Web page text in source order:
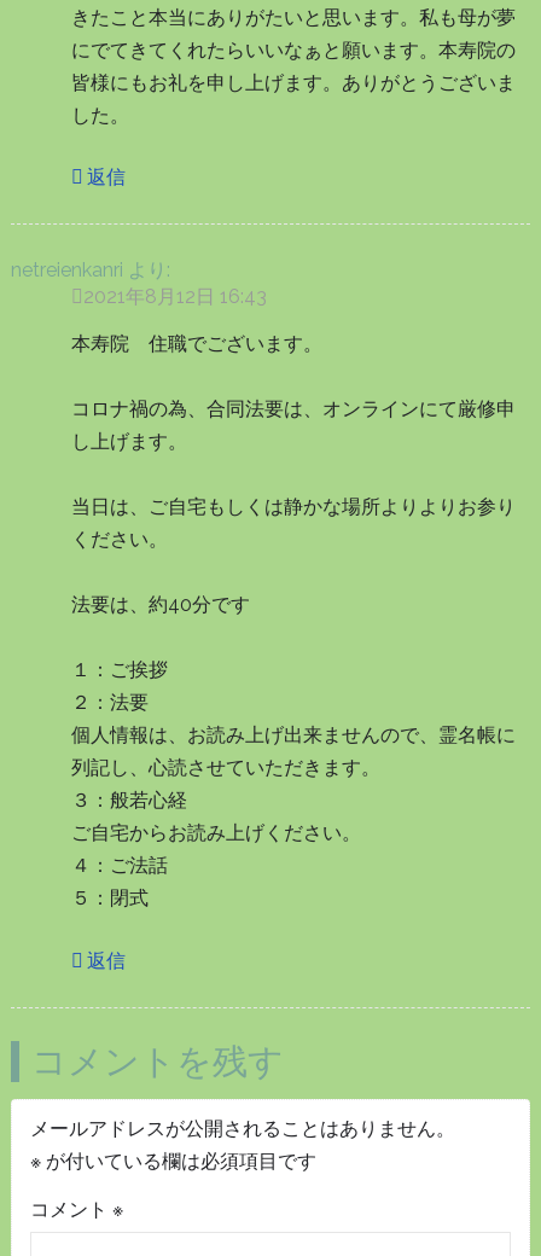
きたこと本当にありがたいと思います。私も母が夢
にでてきてくれたらいいなぁと願います。本寿院の
皆様にもお礼を申し上げます。ありがとうございま
した。
返信
netreienkanri より:
2021年8月12日 16:43
本寿院 住職でございます。
コロナ禍の為、合同法要は、オンラインにて厳修申
し上げます。
当日は、ご自宅もしくは静かな場所よりよりお参り
ください。
法要は、約40分です
１：ご挨拶
２：法要
個人情報は、お読み上げ出来ませんので、霊名帳に
列記し、心読させていただきます。
３：般若心経
ご自宅からお読み上げください。
４：ご法話
５：閉式
返信
コメントを残す
メールアドレスが公開されることはありません。
※が付いている欄は必須項目です
コメント ※